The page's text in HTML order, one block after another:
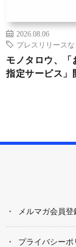
2026.08.06
プレスリリースな
モノタロウ、「
指定サービス」
メルマガ会員登
プライバシーポ